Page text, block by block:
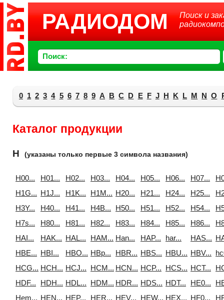
РАДИОДОМ
Поиск и
Поиск:
0 1 2 3 4 5 6 7 8 9 A B C D E F J H K L M N O
Каталог продукции
H (указаны только первые 3 символа названия)
H00... H01... H02... H03... H04... H05... H06... H07...
H1G... H1J... H1K... H1M... H20... H21... H24... H25...
H3Y...
H40... H41... H4B... H50... H51... H52... H54...
H7s...
H80... H81... H82... H83... H84... H85... H86...
HAI...
HAK... HAL... HAM... Han... HAP... har... HAS...
HBE... HBI... HBO... HBp... HBR... HBS... HBU... HBV...
HCG... HCH... HCJ... HCM... HCN... HCP... HCS... HCT...
HDF...
HDH... HDL... HDM... HDR... HDS... HDT... HE0...
Hem... HEN... HEP... HER... HEV... HEW... HEX... HF0...